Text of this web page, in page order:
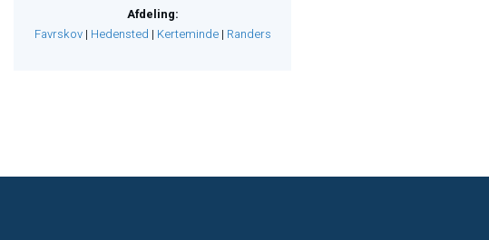
Afdeling:
Favrskov​| Hedensted | Kerteminde| Randers